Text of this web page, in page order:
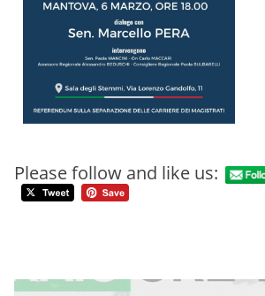
Please follow and like us: